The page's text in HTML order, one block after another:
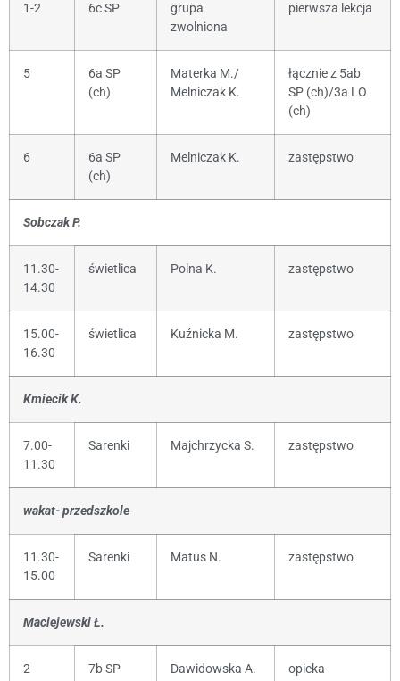
1-2 6c SP
grupa
zwolniona
pierwsza lekcja
5
6a SP
(ch)
Materka M./
Melniczak K.
łącznie z 5ab
SP (ch)/3a LO
(ch)
6
6a SP
(ch)
Melniczak K. zastępstwo
Sobczak P.
11.30-
14.30
świetlica Polna K. zastępstwo
15.00-
16.30
świetlica Kuźnicka M. zastępstwo
Kmiecik K.
7.00-
11.30
Sarenki Majchrzycka S. zastępstwo
wakat- przedszkole
11.30-
15.00
Sarenki Matus N. zastępstwo
Maciejewski Ł.
2 7b SP Dawidowska A. opieka